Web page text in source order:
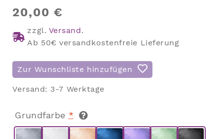
20,00€
zzgl. Versand.
Ab 50€ versandkostenfreie Lieferung
Zur Wunschliste hinzufügen
Versand: 3-7 Werktage
Grundfarbe *